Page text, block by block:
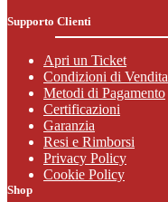
Supporto Clienti
Apri un Ticket
Condizioni di Vendita
Metodi di Pagamento
Certificazioni
Garanzia
Resi e Rimborsi
Privacy Policy
Cookie Policy
Shop